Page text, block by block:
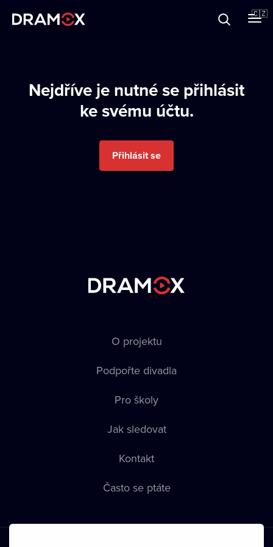
🇨🇿
Registrujte se
Nejdříve je nutné se přihlásit
ke svému účtu.
Přihlásit se
O projektu
Podpořte divadla
Pro školy
Jak sledovat
Kontakt
Často se ptáte